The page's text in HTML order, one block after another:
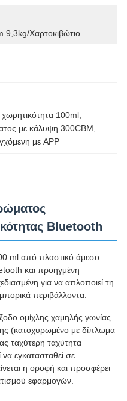
9,3kg/χαρτοκιβώτιο
100ml
με κάλυψη 300CBM
με APP
Bluetooth
ml από πλαστικό άμεσο
και προηγμένη
για να απλοποιεί τη
περιβάλλοντα.
ομίχλης χαμηλής γωνίας
(κατοχυρωμένο με δίπλωμα
ταχύτερη ταχύτητα
εγκατασταθεί σε
η οροφή και προσφέρει
εφαρμογών.